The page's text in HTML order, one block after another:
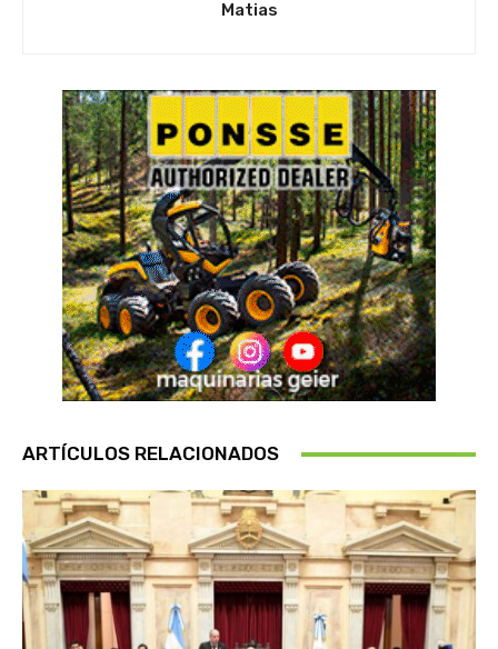
Matias
ARTÍCULOS RELACIONADOS